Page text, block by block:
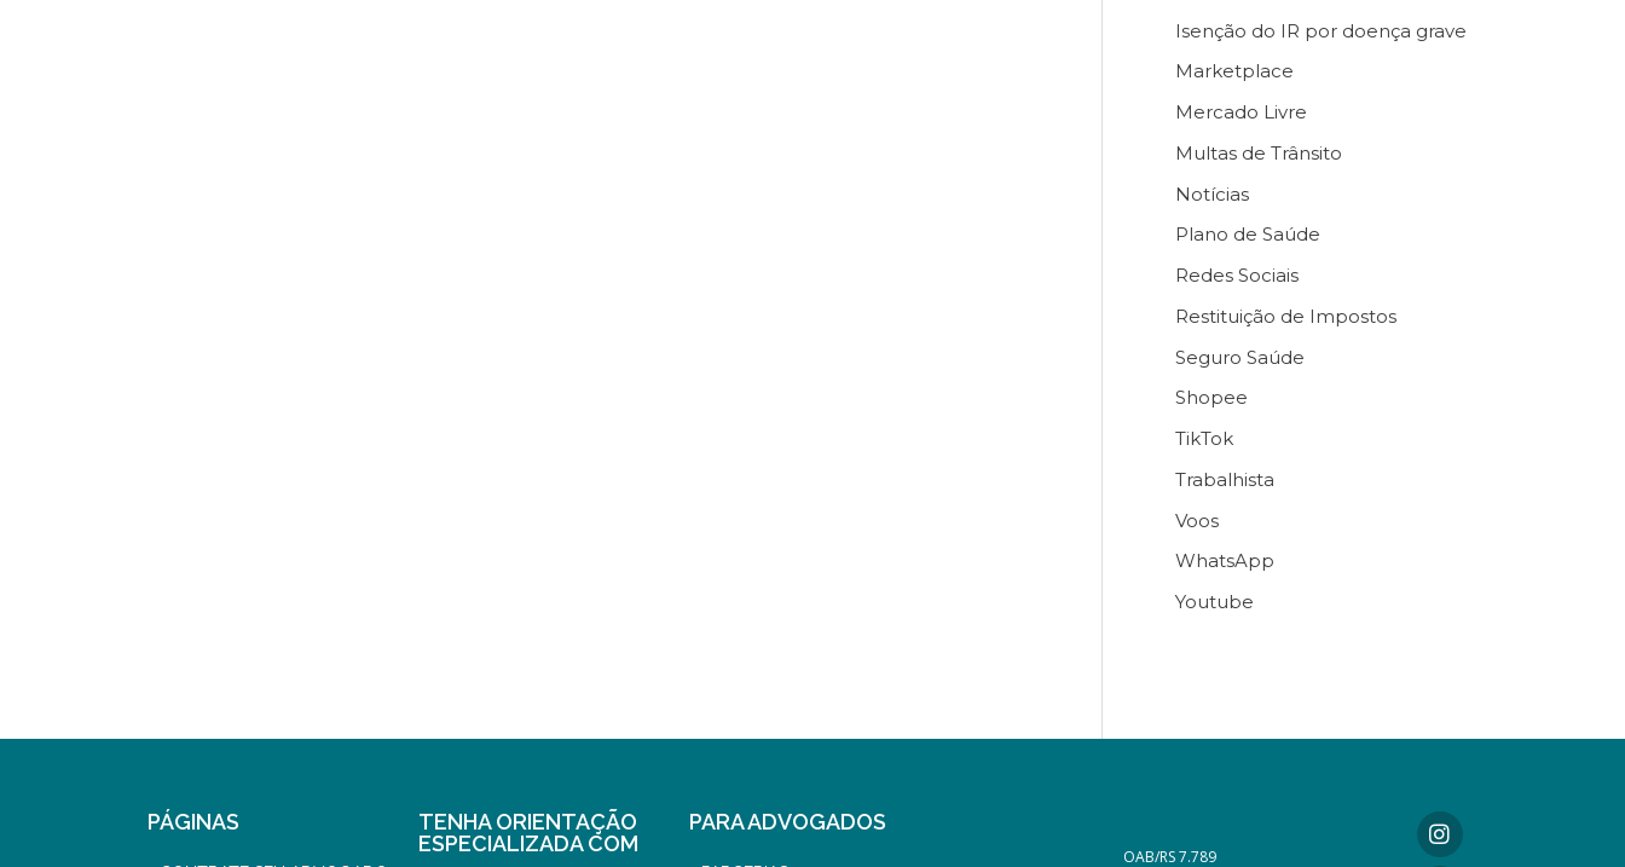
Isenção do IR por doença grave
Marketplace
Mercado Livre
Multas de Trânsito
Notícias
Plano de Saúde
Redes Sociais
Restituição de Impostos
Seguro Saúde
Shopee
TikTok
Trabalhista
Voos
WhatsApp
Youtube
PÁGINAS
TENHA ORIENTAÇÃO
ESPECIALIZADA COM
PARA ADVOGADOS
OAB/RS 7.789